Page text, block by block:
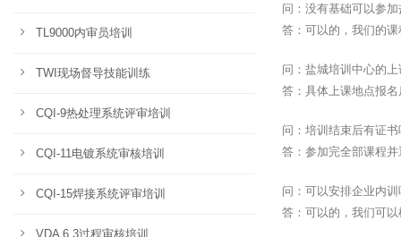
问：没有基础可以参
答：可以的，我们的
问：盐城培训中心的
答：具体上课地点报
问：培训结束后有证书
答：参加完全部课程
问：可以安排企业内训
答：可以的，我们可
TL9000内审员培训
TWI现场督导技能训练
CQI-9热处理系统评审培训
CQI-11电镀系统审核培训
CQI-15焊接系统评审培训
VDA 6.3过程审核培训